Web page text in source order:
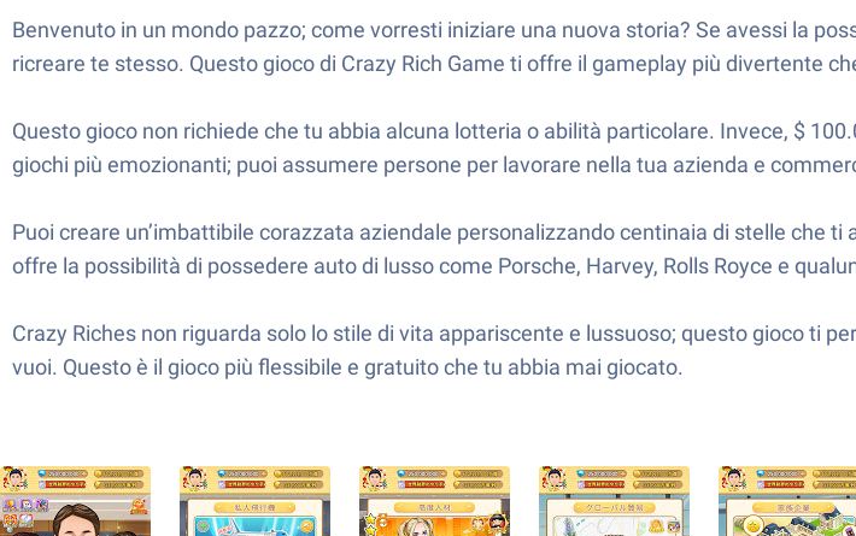
Benvenuto in un mondo pazzo; come vorresti iniziare una nuova storia? Se avessi la
ricreare te stesso. Questo gioco di Crazy Rich Game ti offre il gameplay più divertente
Questo gioco non richiede che tu abbia alcuna lotteria o abilità particolare. Invece, $
giochi più emozionanti; puoi assumere persone per lavorare nella tua azienda e
Puoi creare un’imbattibile corazzata aziendale personalizzando centinaia di stelle che
offre la possibilità di possedere auto di lusso come Porsche, Harvey, Rolls Royce e
Crazy Riches non riguarda solo lo stile di vita appariscente e lussuoso; questo gioco ti
vuoi. Questo è il gioco più flessibile e gratuito che tu abbia mai giocato.